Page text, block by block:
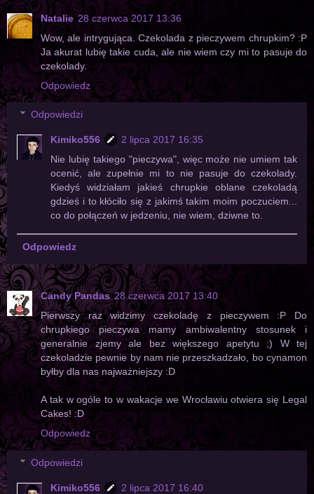
Natalie 28 czerwca 2017 13:36
Wow, ale intrygująca. Czekolada z pieczywem chrupkim? :P
Ja akurat lubię takie cuda, ale nie wiem czy mi to pasuje do
czekolady.
Odpowiedz
Odpowiedzi
Kimiko556
2 lipca 2017 16:35
Nie lubię takiego "pieczywa", więc może nie umiem tak
ocenić, ale zupełnie mi to nie pasuje do czekolady.
Kiedyś widziałam jakieś chrupkie oblane czekoladą
gdzieś i to kłóciło się z jakimś takim moim poczuciem...
co do połączeń w jedzeniu, nie wiem, dziwne to.
Odpowiedz
Candy Pandas 28 czerwca 2017 13:40
Pierwszy raz widzimy czekoladę z pieczywem :P Do
chrupkiego pieczywa mamy ambiwalentny stosunek i
generalnie zjemy ale bez większego apetytu ;) W tej
czekoladzie pewnie by nam nie przeszkadzało, bo cynamon
byłby dla nas najważniejszy :D
A tak w ogóle to w wakacje we Wrocławiu otwiera się Legal
Cakes! :D
Odpowiedz
Odpowiedzi
Kimiko556
2 lipca 2017 16:40